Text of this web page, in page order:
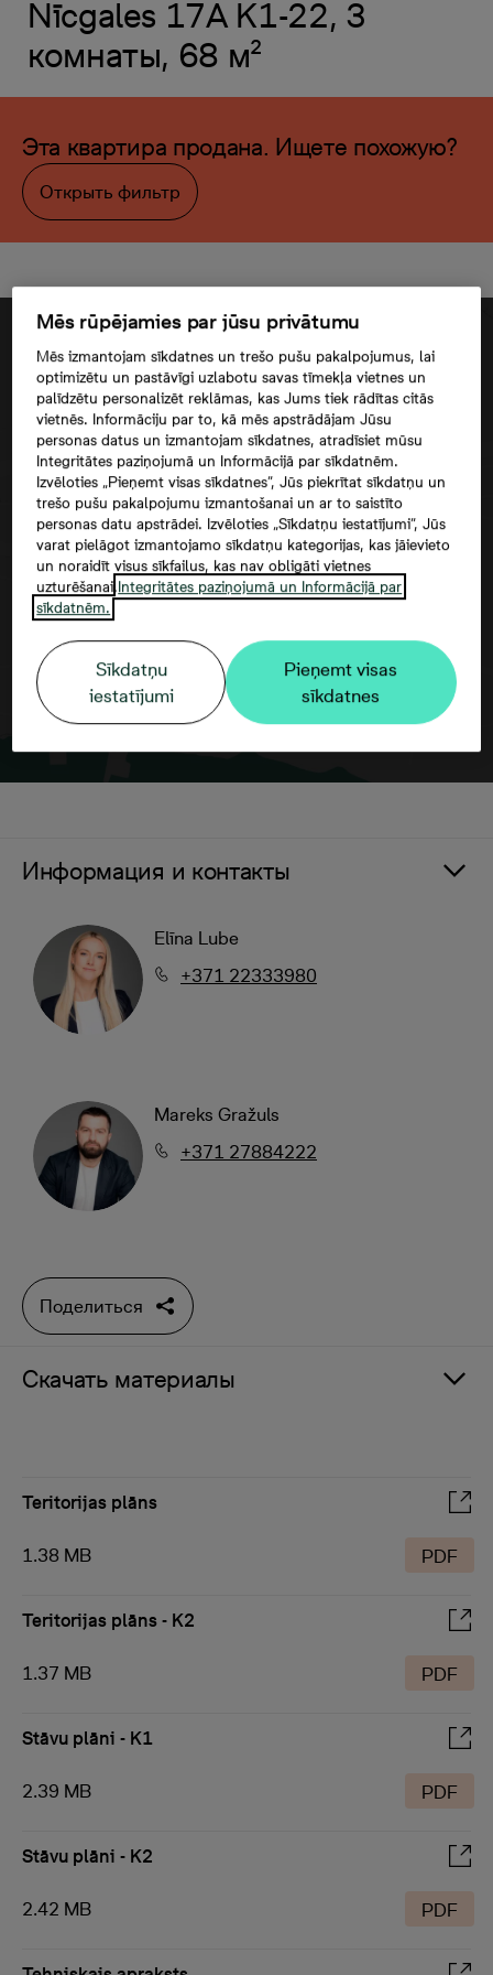
Nīcgales 17A K1-22, 3
комнаты, 68 м²
Эта квартира продана. Ищете похожую?
Открыть фильтр
Согласие третьего лица
Информация и контакты
Elīna Lube
+371 22333980
Mareks Gražuls
+371 27884222
Поделиться
Скачать материалы
Teritorijas plāns
1.38 MB PDF
Teritorijas plāns - K2
1.37 MB PDF
Stāvu plāni - K1
2.39 MB PDF
Stāvu plāni - K2
2.42 MB PDF
Mēs rūpējamies par jūsu privātumu
Mēs izmantojam sīkdatnes un trešo pušu pakalpojumus, lai
optimizētu un pastāvīgi uzlabotu savas tīmekļa vietnes un
palīdzētu personalizēt reklāmas, kas Jums tiek rādītas citās
vietnēs. Informāciju par to, kā mēs apstrādājam Jūsu
personas datus un izmantojam sīkdatnes, atradīsiet mūsu
Integritātes paziņojumā un Informācijā par sīkdatnēm.
Izvēloties „Pieņemt visas sīkdatnes”, Jūs piekrītat sīkdatņu un
trešo pušu pakalpojumu izmantošanai un ar to saistīto
personas datu apstrādei. Izvēloties „Sīkdatņu iestatījumi”, Jūs
varat pielāgot izmantojamo sīkdatņu kategorijas, kas jāievieto
un noraidīt visus sīkfailus, kas nav obligāti vietnes
uzturēšanai.Integritātes paziņojumā un Informācijā par
sīkdatnēm.
Sīkdatņu
iestatījumi
Pieņemt visas
sīkdatnes